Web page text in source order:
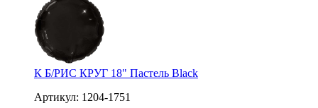
К Б/РИС КРУГ 18" Пастель Black
Артикул: 1204-1751